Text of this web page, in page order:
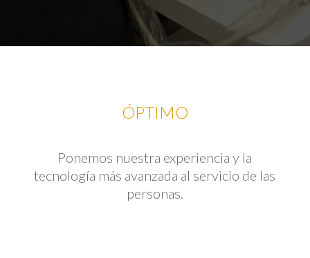
ÓPTIMO
Ponemos nuestra experiencia y la
tecnología más avanzada al servicio de las
personas.